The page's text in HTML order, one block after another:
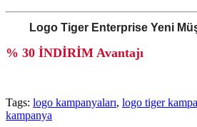
Logo Tiger Enterprise Yeni
% 30 İNDİRİM Avantajı
Tags: logo kampanyaları, logo tiger
kampanya